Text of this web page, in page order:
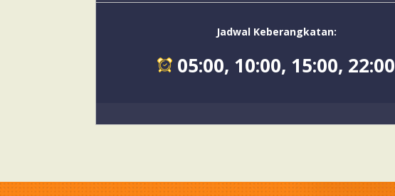
Jadwal Keberangkatan:
05:00, 10:00, 15:00, 22:00